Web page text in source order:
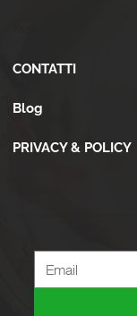
CONTATTI
Blog
PRIVACY & POLICY